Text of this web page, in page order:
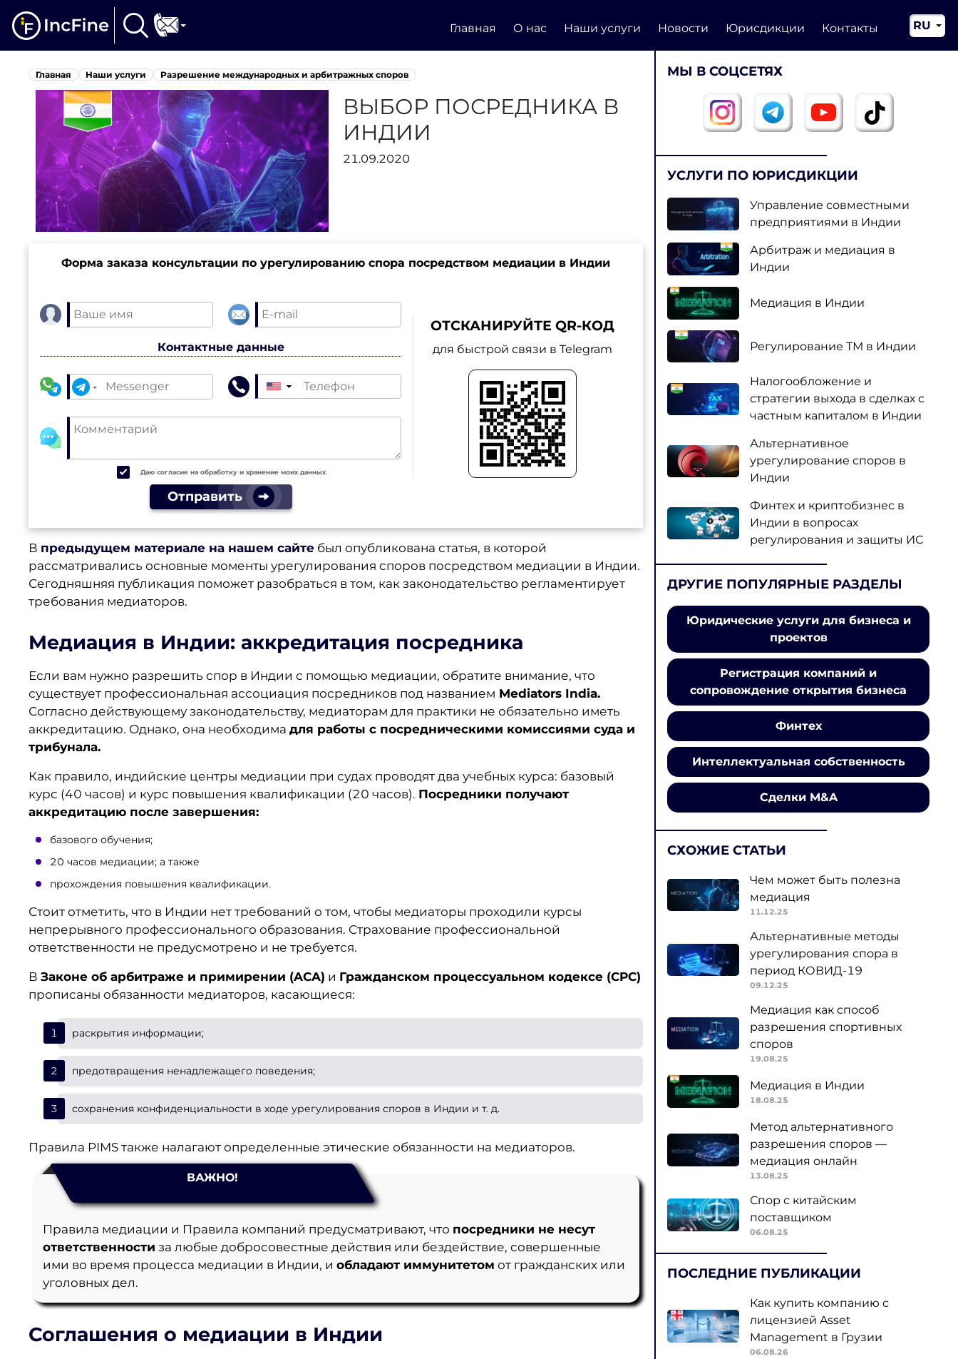
Главная О нас Наши услуги Новости Юрисдикции Контакты
RU
EN
Главная Наши услуги Разрешение международных и арбитражных споров
ВЫБОР ПОСРЕДНИКА В
ИНДИИ
21.09.2020
Форма заказа консультации по урегулированию спора посредством медиации в Индии
Контактные данные
▼
Даю согласие на обработку и хранение моих данных
Отправить
ОТСКАНИРУЙТЕ QR-КОД
для быстрой связи в Telegram
В предыдущем материале на нашем сайте был опубликована статья, в которой
рассматривались основные моменты урегулирования споров посредством медиации в Индии.
Сегодняшняя публикация поможет разобраться в том, как законодательство регламентирует
требования медиаторов.
Медиация в Индии: аккредитация посредника
Если вам нужно разрешить спор в Индии с помощью медиации, обратите внимание, что
существует профессиональная ассоциация посредников под названием Mediators India.
Согласно действующему законодательству, медиаторам для практики не обязательно иметь
аккредитацию. Однако, она необходима для работы с посредническими комиссиями суда и
трибунала.
Как правило, индийские центры медиации при судах проводят два учебных курса: базовый
курс (40 часов) и курс повышения квалификации (20 часов). Посредники получают
аккредитацию после завершения:
базового обучения;
20 часов медиации; а также
прохождения повышения квалификации.
Стоит отметить, что в Индии нет требований о том, чтобы медиаторы проходили курсы
непрерывного профессионального образования. Страхование профессиональной
ответственности не предусмотрено и не требуется.
В Законе об арбитраже и примирении (ACA) и Гражданском процессуальном кодексе (CPC)
прописаны обязанности медиаторов, касающиеся:
раскрытия информации;
предотвращения ненадлежащего поведения;
сохранения конфиденциальности в ходе урегулирования споров в Индии и т. д.
Правила PIMS также налагают определенные этические обязанности на медиаторов.
ВАЖНО!
Правила медиации и Правила компаний предусматривают, что посредники не несут
ответственности за любые добросовестные действия или бездействие, совершенные
ими во время процесса медиации в Индии, и обладают иммунитетом от гражданских или
уголовных дел.
Соглашения о медиации в Индии
МЫ В СОЦСЕТЯХ
УСЛУГИ ПО ЮРИСДИКЦИИ
Управление совместными
предприятиями в Индии
Арбитраж и медиация в
Индии
Медиация в Индии
Регулирование ТМ в Индии
Налогообложение и
стратегии выхода в сделках с
частным капиталом в Индии
Альтернативное
урегулирование споров в
Индии
Финтех и криптобизнес в
Индии в вопросах
регулирования и защиты ИС
ДРУГИЕ ПОПУЛЯРНЫЕ РАЗДЕЛЫ
Юридические услуги для бизнеса и
проектов
Регистрация компаний и
сопровождение открытия бизнеса
Финтех
Интеллектуальная собственность
Сделки M&A
СХОЖИЕ СТАТЬИ
Чем может быть полезна
медиация
11.12.25
Альтернативные методы
урегулирования спора в
период КОВИД-19
09.12.25
Медиация как способ
разрешения спортивных
споров
19.08.25
Медиация в Индии
18.08.25
Метод альтернативного
разрешения споров —
медиация онлайн
13.08.25
Спор с китайским
поставщиком
06.08.25
ПОСЛЕДНИЕ ПУБЛИКАЦИИ
Как купить компанию с
лицензией Asset
Management в Грузии
06.08.26